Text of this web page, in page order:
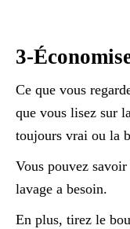
3-
Ce que vous
que vous lisez sur
toujours vrai ou la
Vous pouvez
lavage a besoin.
En plus, tirez le